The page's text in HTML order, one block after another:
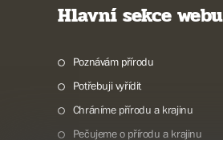
Hlavní sekce webu
Poznávám přírodu
Potřebuji vyřídit
Chráníme přírodu a krajinu
Pečujeme o přírodu a krajinu